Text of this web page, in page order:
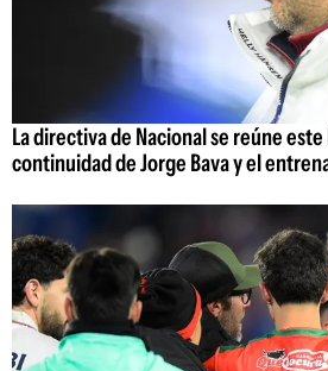
La directiva de Nacional se reúne
continuidad de Jorge Bava y el